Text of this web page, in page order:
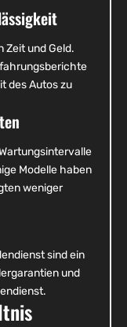
Zeit und Geld.
des Autos zu
Modelle haben
weniger
sind ein
und